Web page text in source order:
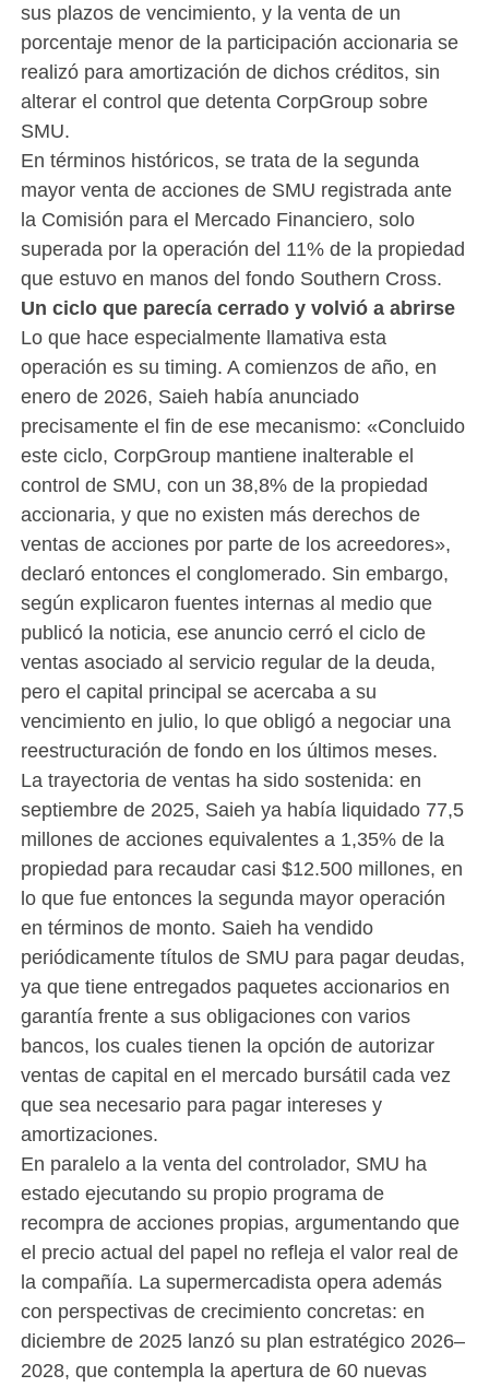
sus plazos de vencimiento, y la venta de un
porcentaje menor de la participación accionaria se
realizó para amortización de dichos créditos, sin
alterar el control que detenta CorpGroup sobre
SMU.
En términos históricos, se trata de la segunda
mayor venta de acciones de SMU registrada ante
la Comisión para el Mercado Financiero, solo
superada por la operación del 11% de la propiedad
que estuvo en manos del fondo Southern Cross.
Un ciclo que parecía cerrado y volvió a abrirse
Lo que hace especialmente llamativa esta
operación es su timing. A comienzos de año, en
enero de 2026, Saieh había anunciado
precisamente el fin de ese mecanismo: «Concluido
este ciclo, CorpGroup mantiene inalterable el
control de SMU, con un 38,8% de la propiedad
accionaria, y que no existen más derechos de
ventas de acciones por parte de los acreedores»,
declaró entonces el conglomerado. Sin embargo,
según explicaron fuentes internas al medio que
publicó la noticia, ese anuncio cerró el ciclo de
ventas asociado al servicio regular de la deuda,
pero el capital principal se acercaba a su
vencimiento en julio, lo que obligó a negociar una
reestructuración de fondo en los últimos meses.
La trayectoria de ventas ha sido sostenida: en
septiembre de 2025, Saieh ya había liquidado 77,5
millones de acciones equivalentes a 1,35% de la
propiedad para recaudar casi $12.500 millones, en
lo que fue entonces la segunda mayor operación
en términos de monto. Saieh ha vendido
periódicamente títulos de SMU para pagar deudas,
ya que tiene entregados paquetes accionarios en
garantía frente a sus obligaciones con varios
bancos, los cuales tienen la opción de autorizar
ventas de capital en el mercado bursátil cada vez
que sea necesario para pagar intereses y
amortizaciones.
En paralelo a la venta del controlador, SMU ha
estado ejecutando su propio programa de
recompra de acciones propias, argumentando que
el precio actual del papel no refleja el valor real de
la compañía. La supermercadista opera además
con perspectivas de crecimiento concretas: en
diciembre de 2025 lanzó su plan estratégico 2026–
2028, que contempla la apertura de 60 nuevas